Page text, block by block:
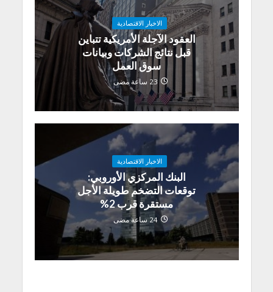
الاخبار الاقتصادية
العقود الآجلة الأمريكية تتباين
قبل نتائج الشركات وبيانات
سوق العمل
23 ساعة مضى
الاخبار الاقتصادية
البنك المركزي الأوروبي:
توقعات التضخم طويلة الأجل
مستقرة قرب 2%
24 ساعة مضى